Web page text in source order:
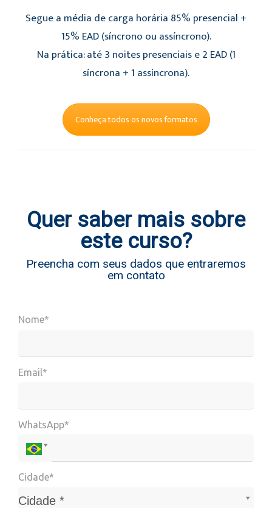
Segue a média de carga horária 85% presencial +
15% EAD (síncrono ou assíncrono).
Na prática: até 3 noites presenciais e 2 EAD (1
síncrona + 1 assíncrona).
Conheça todos os novos formatos
Quer saber mais sobre
este curso?
Preencha com seus dados que entraremos
em contato
Nome*
Email*
WhatsApp*
Cidade*
Cidade *
Cidade*